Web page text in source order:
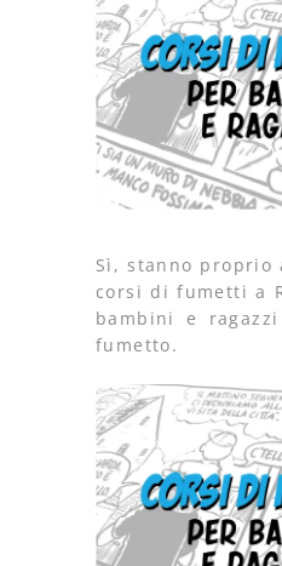
Sì, stanno
corsi di fumetti a
bambini e
fumetto.